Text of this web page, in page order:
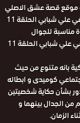
شبابي الحلقة 11 مترجمة موقع قصة عشق الاصلي
مشاهدة وتحميل حصريا المسلسل التركي يا اسفي علي شبابي الحلقة 11
للجوال
1080P+720P+480P+360P مسلسل يا اسفي علي شبابي الحلقة 11
بانه متنوع من حيث
كوميدى و ابطاله
بشأن حكاية شخصيتين
من الجدال بينهما و
الزمان.